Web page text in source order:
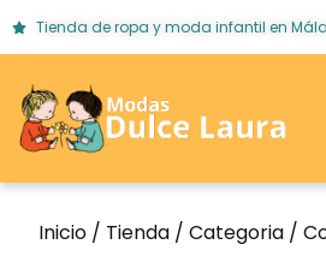
Tienda de ropa y moda infantil en
Inicio / Tienda / Categoria /